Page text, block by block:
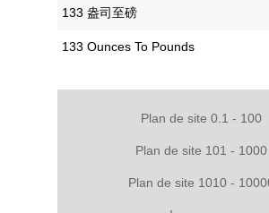
‎133 盎司至磅
‎133 Ounces To Pounds
Plan de site 0.1 - 100
Plan de site 101 - 1000
Plan de site 1010 -